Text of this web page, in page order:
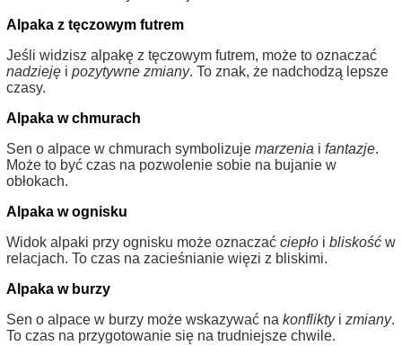
Alpaka z tęczowym futrem
Jeśli widzisz alpakę z tęczowym futrem, może to oznaczać
nadzieję i pozytywne zmiany. To znak, że nadchodzą lepsze
czasy.
Alpaka w chmurach
Sen o alpace w chmurach symbolizuje marzenia i fantazje.
Może to być czas na pozwolenie sobie na bujanie w
obłokach.
Alpaka w ognisku
Widok alpaki przy ognisku może oznaczać ciepło i bliskość w
relacjach. To czas na zacieśnianie więzi z bliskimi.
Alpaka w burzy
Sen o alpace w burzy może wskazywać na konfliktyi zmiany.
To czas na przygotowanie się na trudniejsze chwile.